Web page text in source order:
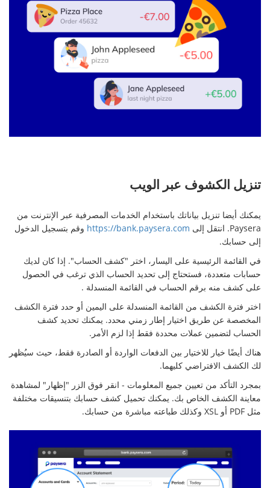
تنزيل الكشوف عبر الويب
يمكنك أيضا تنزيل بياناتك باستخدام الخدمات المصرفية عبر الإنترنت من
Paysera. انتقل إلى
https://bank.paysera.com وقم بتسجيل الدخول
إلى حسابك.
في القائمة الرئيسية على اليسار، اختر "كشف الحساب". إذا كان لديك
حسابات متعددة، فستحتاج إلى تحديد الحساب الذي ترغب في الحصول
على كشف منه برقم الحساب في القائمة المنسدلة .
اختر فترة الكشف من القائمة المنسدلة على اليمين أو حدد فترة الكشف
المخصصة عن طريق اختيار إطار زمني محدد. يمكنك تحديد كشف
الحساب لتضمين عملات محددة فقط إذا لزم الأمر.
هناك أيضًا خيار للاختيار بين الدفعات الواردة أو الصادرة فقط، حيث سيُظهر
لك الكشف الافتراضي كليهما.
بمجرد التأكد من تعيين جميع المعلومات - انقر فوق الزر "إظهار" لمشاهدة
معاينة الكشف الخاص بك. يمكنك تحميل كشف حسابك بتنسيقات مختلفة
مثل PDF أو XSL وكذلك طباعته مباشرة من حسابك.